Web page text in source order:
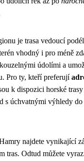
je trasa vedoucí
vhodný i pro méně
údolími a
Pro ty, kteří preferují
k dispozici horské
s úchvatnými výhledy
najdete vynikající
tras. Odtud můžete